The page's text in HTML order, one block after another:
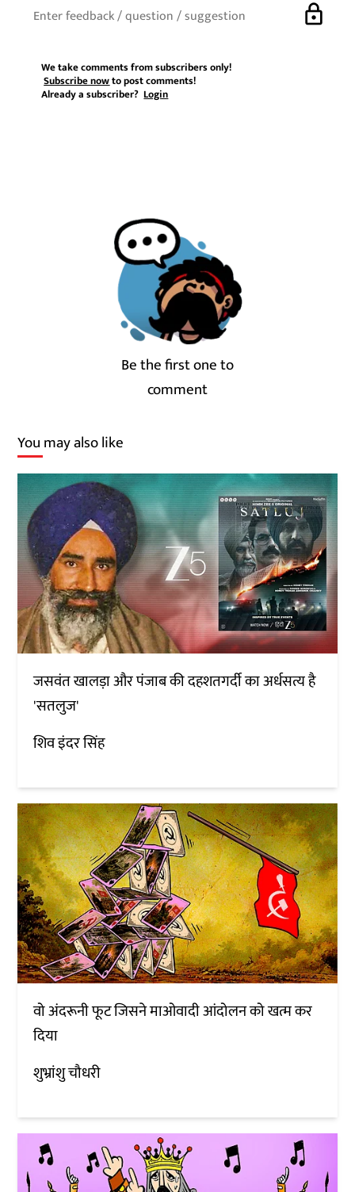
lock
We take comments from subscribers only!
Subscribe nowto post comments!
Already a subscriber?Login
Be the first one to
comment
You may also like
जसवंत खालड़ा और पंजाब की दहशतगर्दी का अर्धसत्य है
'सतलुज'
शिव इंदर सिंह
वो अंदरूनी फूट जिसने माओवादी आंदोलन को खत्म कर
दिया
शुभ्रांशु चौधरी